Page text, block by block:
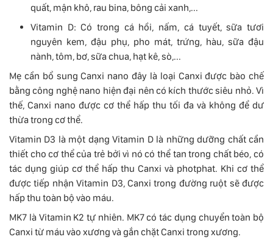
quất, mận khô, rau bina, bông cải xanh,...
Vitamin D: Có trong cá hồi, nấm, cá tuyết, sữa tươi
nguyên kem, đậu phụ, pho mát, trứng, hàu, sữa đậu
nành, tôm, bơ, sữa chua, hạt kê, sò,...
Mẹ cần bổ sung Canxi nano đây là loại Canxi được bào chế
bằng công nghệ nano hiện đại nên có kích thước siêu nhỏ. Vì
thế, Canxi nano được cơ thể hấp thu tối đa và không để dư
thừa trong cơ thể.
Vitamin D3 là một dạng Vitamin D là những dưỡng chất cần
thiết cho cơ thể của trẻ bởi vì nó có thể tan trong chất béo, có
tác dụng giúp cơ thể hấp thu Canxi và photphat. Khi cơ thể
được tiếp nhận Vitamin D3, Canxi trong đường ruột sẽ được
hấp thu toàn bộ vào máu.
MK7 là Vitamin K2 tự nhiên. MK7 có tác dụng chuyển toàn bộ
Canxi từ máu vào xương và gắn chặt Canxi trong xương.